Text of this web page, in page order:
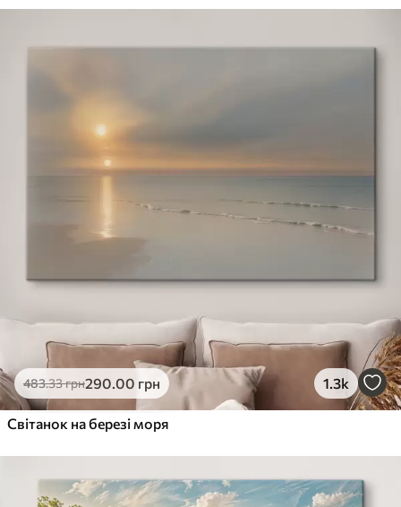
483.33грн290.00 грн 1.3k
Світанок на березі моря